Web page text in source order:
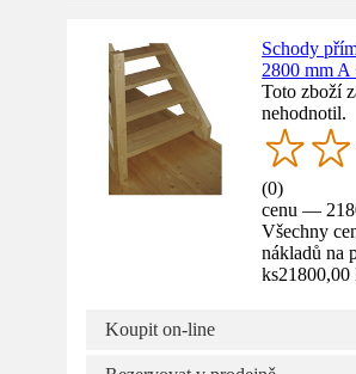
Schody
2800 mm
Toto zboží
nehodnotil.
(0)
cenu —
Všechny
nákladů na
ks21800,00
Koupit on-line